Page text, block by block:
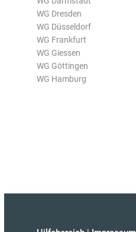
WG Dresden
WG Düsseldorf
WG Frankfurt
WG Giessen
WG Göttingen
WG Hamburg